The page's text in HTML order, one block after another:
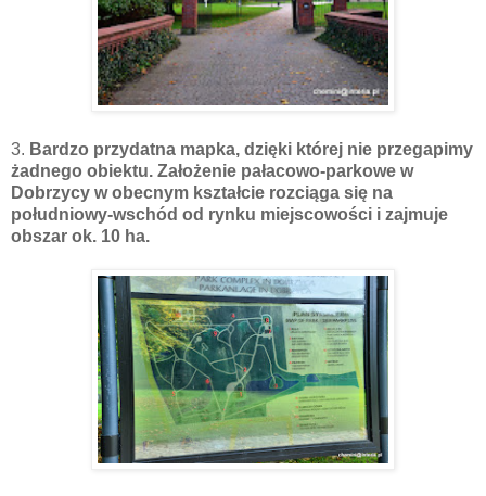
3. Bardzo przydatna mapka, dzięki której nie przegapimy
żadnego obiektu. Założenie pałacowo-parkowe w
Dobrzycy w obecnym kształcie rozciąga się na
południowy-wschód od rynku miejscowości i zajmuje
obszar ok. 10 ha.